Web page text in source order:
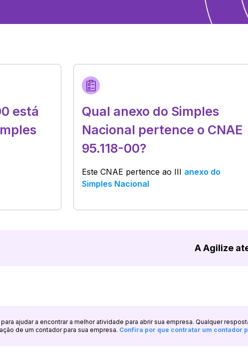
está
Qual anexo do Simples
Nacional pertence o CNAE
95.118-00?
Este CNAE pertence ao III anexo do
Simples Nacional
A Agilize
ajudar a encontrar a melhor atividade para abrir sua empresa. Qualquer
de um contador para sua empresa. Confira por que contratar um contador